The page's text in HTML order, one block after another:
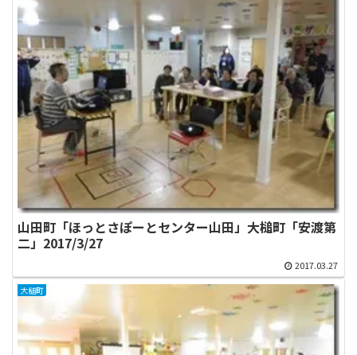
山田町「ほっとさぽーとセンター山田」大槌町「安渡第
二」2017/3/27
2017.03.27
大槌町